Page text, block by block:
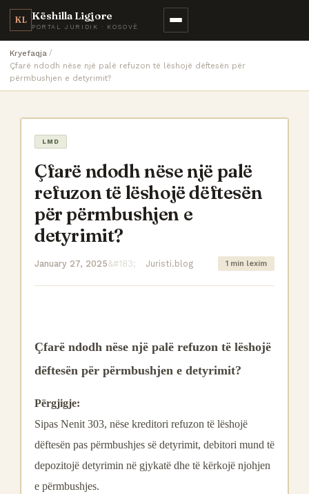
KL Këshilla Ligjore
PORTAL JURIDIK · KOSOVË
Kryefaqja
Çfarë ndodh nëse një palë refuzon të lëshojë dëftesën për
përmbushjen e detyrimit?
LMD
Çfarë ndodh nëse një palë
refuzon të lëshojë dëftesën
për përmbushjen e
detyrimit?
January 27, 2025 Juristi.blog 1 min lexim
Çfarë ndodh nëse një palë refuzon të lëshojë
dëftesën për përmbushjen e detyrimit?
Përgjigje:
Sipas Nenit 303, nëse kreditori refuzon të lëshojë
dëftesën pas përmbushjes së detyrimit, debitori mund të
depozitojë detyrimin në gjykatë dhe të kërkojë njohjen
e përmbushjes.